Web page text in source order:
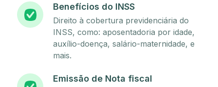
Benefícios do INSS
Direito à cobertura previdenciária do
INSS, como: aposentadoria por idade,
auxílio-doença, salário-maternidade, e
mais.
Emissão de Nota fiscal